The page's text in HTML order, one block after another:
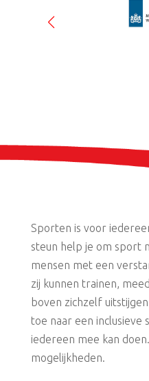
Sporten is voor
steun help je om sport
mensen met een
zij kunnen trainen,
boven zichzelf
toe naar een inclusieve
iedereen mee kan
mogelijkheden.